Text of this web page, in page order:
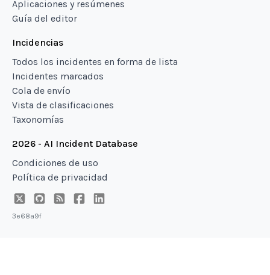
Aplicaciones y resúmenes
Guía del editor
Incidencias
Todos los incidentes en forma de lista
Incidentes marcados
Cola de envío
Vista de clasificaciones
Taxonomías
2026 - AI Incident Database
Condiciones de uso
Política de privacidad
3e68a9f